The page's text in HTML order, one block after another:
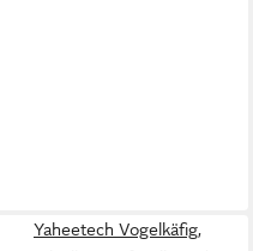
Yaheetech Vogelkäfig,